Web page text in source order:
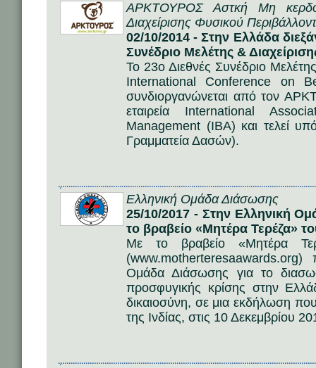
ΑΡΚΤΟΥΡΟΣ Αστκή Μη
Διαχείρισης Φυσικού
02/10/2014 - Στην Ελλάδα
Συνέδριο Μελέτης &
Το 23ο Διεθνές Συνέδριο
International Conference on
συνδιοργανώνεται από τον
εταιρεία International
Management (IBA) και τελεί
Γραμματεία Δασών).
Ελληνική Ομάδα Διάσωσης
25/10/2017 - Στην Ελληνική
το βραβείο «Μητέρα Τερέζα»
Με το βραβείο «Μητέρα
(www.motherteresaawards.org)
Ομάδα Διάσωσης για το
προσφυγικής κρίσης στην
δικαιοσύνη, σε μια εκδήλωση
της Ινδίας, στις 10 Δεκεμβρίου